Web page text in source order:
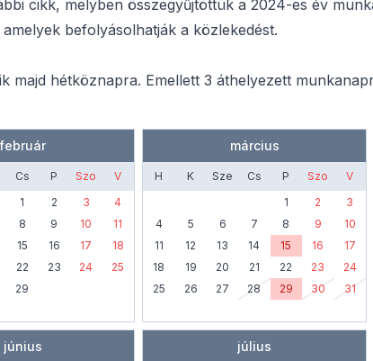
cikk, melyben összegyűjtöttük a 2024-es év
befolyásolhatják a közlekedést.
majd hétköznapra. Emellett 3 áthelyezett
február
Cs P Szo
V
1
2 3
4
8 9 10
11
15 16 17
18
22 23 24
25
29
március
H K Sze Cs P Szo
V
1
2
3
4
5 6 7 8 9
10
11
12 13 14 15 16
17
18
19 20 21 22 23
24
25
26 27 28 29 30 31
június július